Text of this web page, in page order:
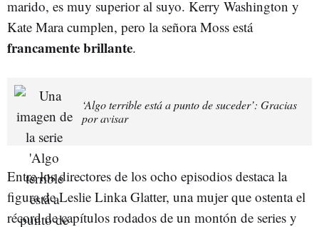
marido, es muy superior al suyo. Kerry Washington y
Kate Mara cumplen, pero la señora Moss está
francamente brillante.
‘Algo terrible está a punto de suceder’: Gracias
por avisar
Entre los directores de los ocho episodios destaca la
figura de Leslie Linka Glatter, una mujer que ostenta el
récord de capítulos rodados de un montón de series y